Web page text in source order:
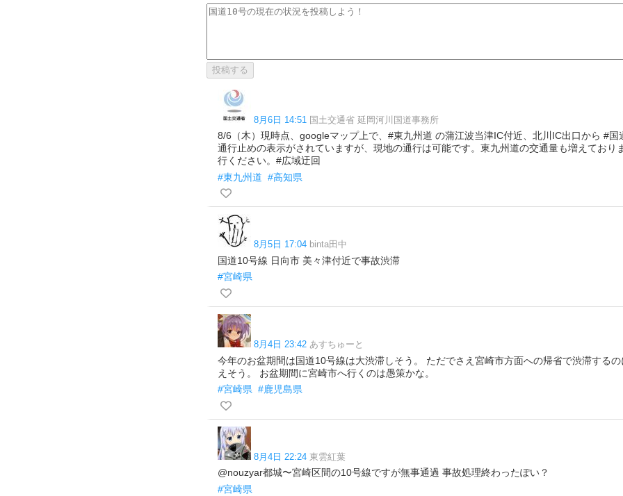
8月6日 14:51 国土交通省 延岡河川国道事務所
8/6（木）現時点、googleマップ上で、#東九州道 の蒲江波当津IC付近、北川IC出口から #国
通行止めの表示がされていますが、現地の通行は可能です。東九州道の交通量も増えており
行ください。#広域迂回
#東九州道 #高知県
8月5日 17:04 binta田中
国道10号線 日向市 美々津付近で事故渋滞
#宮崎県
8月4日 23:42 あすちゅーと
今年のお盆期間は国道10号線は大渋滞しそう。 ただでさえ宮崎市方面への帰省で渋滞する
えそう。 お盆期間に宮崎市へ行くのは愚策かな。
#宮崎県 #鹿児島県
8月4日 22:24 東雲紅葉
@nouzyar都城〜宮崎区間の10号線ですが無事通過 事故処理終わったぽい？
#宮崎県